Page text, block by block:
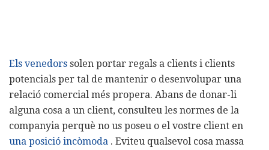
Els venedors solen portar regals a clients i clients
potencials per tal de mantenir o desenvolupar una
relació comercial més propera. Abans de donar-li
alguna cosa a un client, consulteu les normes de la
companyia perquè no us poseu o el vostre client en
una posició incòmoda . Eviteu qualsevol cosa massa